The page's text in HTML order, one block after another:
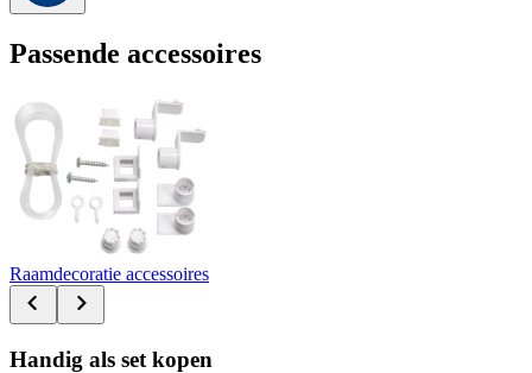
Passende accessoires
Raamdecoratie accessoires
Handig als set kopen